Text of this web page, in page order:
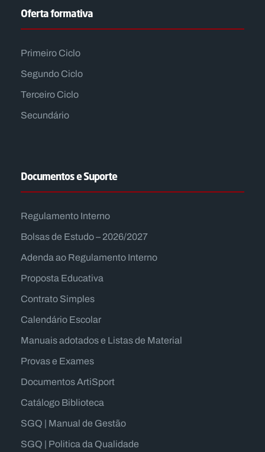
Oferta formativa
Primeiro Ciclo
Segundo Ciclo
Terceiro Ciclo
Secundário
Documentos e Suporte
Regulamento Interno
Bolsas de Estudo – 2026/2027
Adenda ao Regulamento Interno
Proposta Educativa
Contrato Simples
Calendário Escolar
Manuais adotados e Listas de Material
Provas e Exames
Documentos ArtiSport
Catálogo Biblioteca
SGQ | Manual de Gestão
SGQ | Politica da Qualidade